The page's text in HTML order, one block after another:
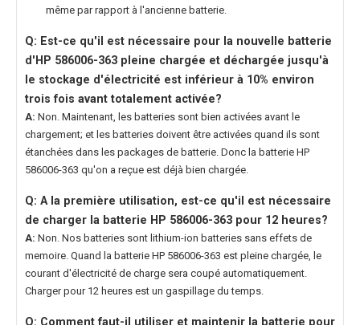
même par rapport à l'ancienne batterie.
Q: Est-ce qu'il est nécessaire pour la nouvelle batterie
d'HP 586006-363 pleine chargée et déchargée jusqu'à
le stockage d'électricité est inférieur à 10% environ
trois fois avant totalement activée?
A: Non. Maintenant, les batteries sont bien activées avant le
chargement; et les batteries doivent être activées quand ils sont
étanchées dans les packages de batterie. Donc la batterie HP
586006-363 qu'on a reçue est déjà bien chargée.
Q: A la première utilisation, est-ce qu'il est nécessaire
de charger la batterie HP 586006-363 pour 12 heures?
A: Non. Nos batteries sont lithium-ion batteries sans effets de
memoire. Quand la batterie HP 586006-363 est pleine chargée, le
courant d'électricité de charge sera coupé automatiquement.
Charger pour 12 heures est un gaspillage du temps.
Q: Comment faut-il utiliser et maintenir la batterie pour